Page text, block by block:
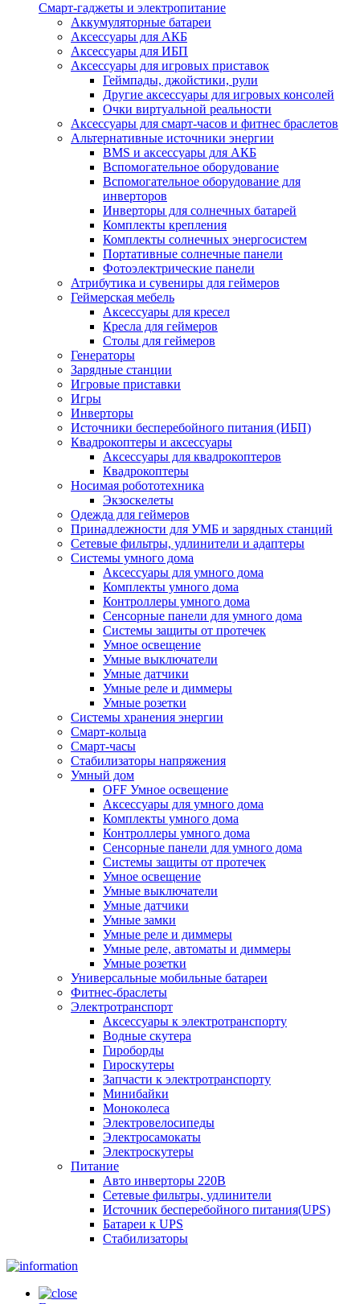
Смарт-гаджеты и электропитание
Аккумуляторные батареи
Аксессуары для АКБ
Аксессуары для ИБП
Аксессуары для игровых приставок
Геймпады, джойстики, рули
Другие аксессуары для игровых консолей
Очки виртуальной реальности
Аксессуары для смарт-часов и фитнес браслетов
Альтернативные источники энергии
BMS и аксессуары для АКБ
Вспомогательное оборудование
Вспомогательное оборудование для
инверторов
Инверторы для солнечных батарей
Комплекты крепления
Комплекты солнечных энергосистем
Портативные солнечные панели
Фотоэлектрические панели
Атрибутика и сувениры для геймеров
Геймерская мебель
Аксессуары для кресел
Кресла для геймеров
Столы для геймеров
Генераторы
Зарядные станции
Игровые приставки
Игры
Инверторы
Источники бесперебойного питания (ИБП)
Квадрокоптеры и аксессуары
Аксессуары для квадрокоптеров
Квадрокоптеры
Носимая робототехника
Экзоскелеты
Одежда для геймеров
Принадлежности для УМБ и зарядных станций
Сетевые фильтры, удлинители и адаптеры
Системы умного дома
Аксессуары для умного дома
Комплекты умного дома
Контроллеры умного дома
Сенсорные панели для умного дома
Системы защиты от протечек
Умное освещение
Умные выключатели
Умные датчики
Умные реле и диммеры
Умные розетки
Системы хранения энергии
Смарт-кольца
Смарт-часы
Стабилизаторы напряжения
Умный дом
OFF Умное освещение
Аксессуары для умного дома
Комплекты умного дома
Контроллеры умного дома
Сенсорные панели для умного дома
Системы защиты от протечек
Умное освещение
Умные выключатели
Умные датчики
Умные замки
Умные реле и диммеры
Умные реле, автоматы и диммеры
Умные розетки
Универсальные мобильные батареи
Фитнес-браслеты
Электротранспорт
Аксессуары к электротранспорту
Водные скутера
Гироборды
Гироскутеры
Запчасти к электротранспорту
Минибайки
Моноколеса
Электровелосипеды
Электросамокаты
Электроскутеры
Питание
Авто инверторы 220В
Сетевые фильтры, удлинители
Источник бесперебойного питания(UPS)
Батареи к UPS
Стабилизаторы